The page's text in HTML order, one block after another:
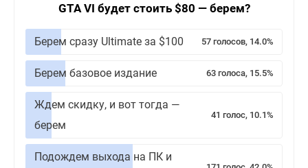
GTA VI будет стоить $80 — берем?
Берем сразу Ultimate за $100 57 голосов, 14.0%
Берем базовое издание 63 голоса, 15.5%
Ждем скидку, и вот тогда —
берем
41 голос, 10.1%
Подождем выхода на ПК и